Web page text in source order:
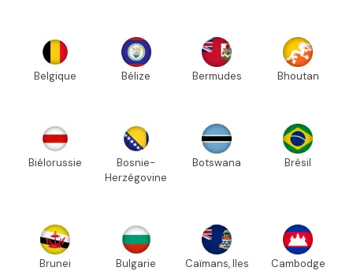
Belgique Bélize Bermudes Bhoutan
Biélorussie
Bosnie-
Herzégovine
Botswana Brésil
Brunei Bulgarie Caïmans, Iles Cambodge